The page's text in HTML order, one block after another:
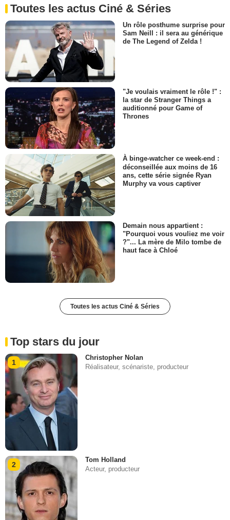
Toutes les actus Ciné & Séries
Un rôle posthume surprise pour
Sam Neill : il sera au générique
de The Legend of Zelda !
"Je voulais vraiment le rôle !" :
la star de Stranger Things a
auditionné pour Game of
Thrones
À binge-watcher ce week-end :
déconseillée aux moins de 16
ans, cette série signée Ryan
Murphy va vous captiver
Demain nous appartient :
"Pourquoi vous vouliez me voir
?"... La mère de Milo tombe de
haut face à Chloé
Toutes les actus Ciné & Séries
Top stars du jour
1
Christopher Nolan
Réalisateur, scénariste, producteur
2
Tom Holland
Acteur, producteur